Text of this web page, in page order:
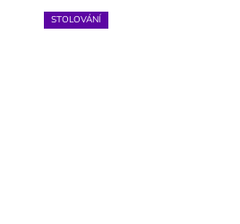
STOLOVÁNÍ